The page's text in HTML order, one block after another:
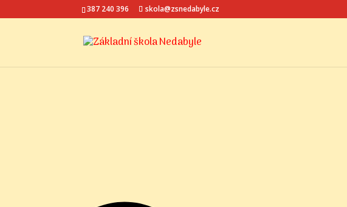
Spravovat Souhlas s cookies
387 240 396 skola@zsnedabyle.cz